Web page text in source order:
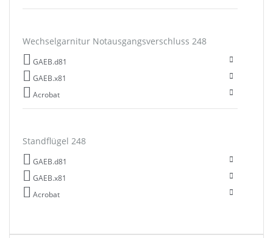
Wechselgarnitur Notausgangsverschluss 248
GAEB.d81
GAEB.x81
Acrobat
Standflügel 248
GAEB.d81
GAEB.x81
Acrobat